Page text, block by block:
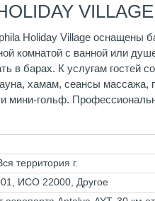
Holiday Village оснащены
комнатой с ванной или
в барах. К услугам
хамам, сеансы
мини-гольф.
территория г.
ИСО 22000, Другое